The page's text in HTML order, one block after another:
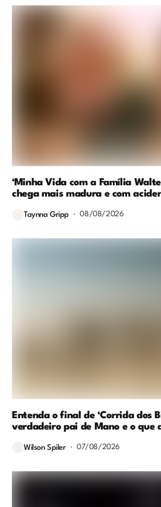
‘Minha Vida com a Família
chega mais madura e com
Taynna Gripp 08/08/2026
Entenda o final de ‘Corrida dos
verdadeiro pai de Mano e o que
Wilson Spiler 07/08/2026